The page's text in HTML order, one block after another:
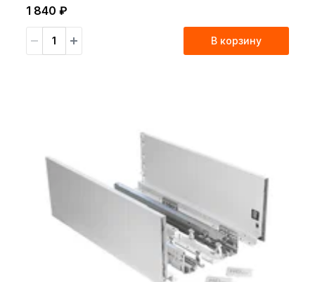
1 840 ₽
В корзину